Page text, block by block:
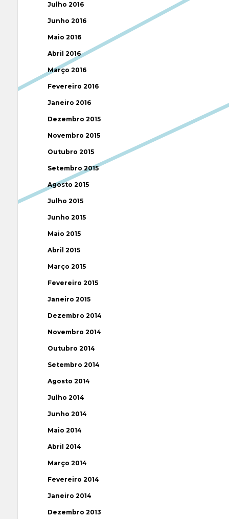
Julho 2016
Junho 2016
Maio 2016
Abril 2016
Março 2016
Fevereiro 2016
Janeiro 2016
Dezembro 2015
Novembro 2015
Outubro 2015
Setembro 2015
Agosto 2015
Julho 2015
Junho 2015
Maio 2015
Abril 2015
Março 2015
Fevereiro 2015
Janeiro 2015
Dezembro 2014
Novembro 2014
Outubro 2014
Setembro 2014
Agosto 2014
Julho 2014
Junho 2014
Maio 2014
Abril 2014
Março 2014
Fevereiro 2014
Janeiro 2014
Dezembro 2013